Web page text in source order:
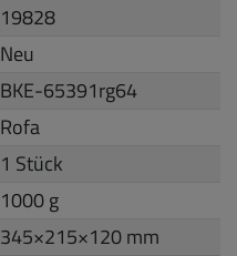
19828
Neu
BKE-65391rg64
Rofa
1 Stück
1000 g
345×215×120mm